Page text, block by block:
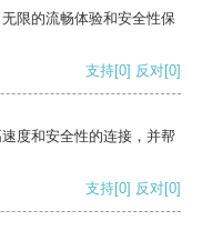
限的流畅体验和安全性保
支持[0] 反对[0]
度和安全性的连接，并帮
支持[0] 反对[0]